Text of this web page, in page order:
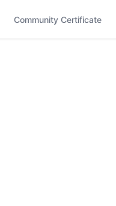
Community Certificate